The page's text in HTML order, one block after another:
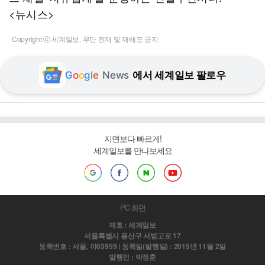
<뉴시스>
Copyright ⓒ 세계일보. 무단 전재 및 재배포 금지
Google News 에서 세계일보 팔로우
지면보다 빠르게!
세계일보를 만나보세요
PC 화면
제호 : 세계일보
서울특별시 용산구 서빙고로 17
등록번호 : 서울, 아03959 | 등록일(발행일) : 2015년 11월 2일
발행인 : 박정훈